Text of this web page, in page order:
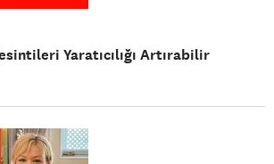
Yaratıcılığı Artırabilir